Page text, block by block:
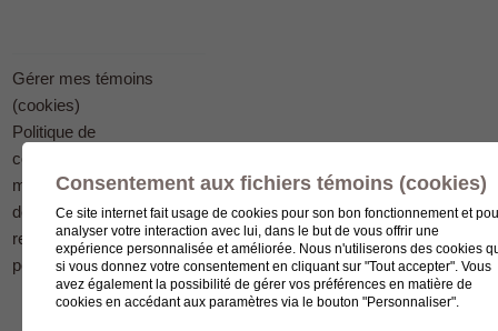
Gérer mes témoins
(cookies)
Politique de
confidentialité en
matière
de protection des
renseignements
personnels
Consentement aux fichiers témoins (cookies)
Ce site internet fait usage de cookies pour son bon fonctionnement et
analyser votre interaction avec lui, dans le but de vous offrir une
expérience personnalisée et améliorée. Nous n'utiliserons des cookies
si vous donnez votre consentement en cliquant sur "Tout accepter". Vous
avez également la possibilité de gérer vos préférences en matière de
cookies en accédant aux paramètres via le bouton "Personnaliser".